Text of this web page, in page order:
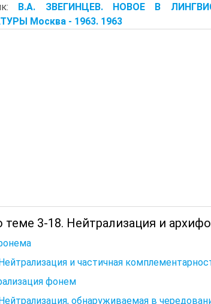
В.А. ЗВЕГИНЦЕВ. НОВОЕ В
Москва - 1963. 1963
теме 3-18. Нейтрализация и
и частичная
фонем
обнаруживаемая в